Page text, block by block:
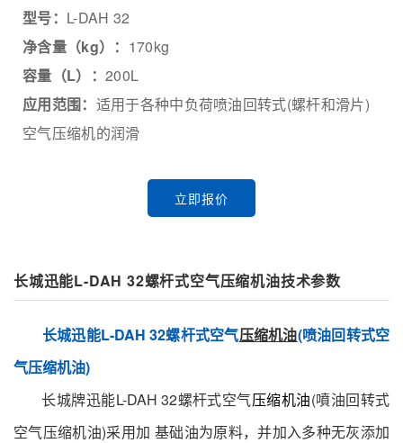
型号： L-DAH 32
净含量（kg）： 170kg
容量（L）： 200L
应用范围： 适用于各种中负荷喷油回转式(螺杆和滑片)
空气压缩机的润滑
立即报价
长城迅能L-DAH 32螺杆式空气压缩机油技术参数
长城迅能L-DAH 32螺杆式空气压缩机油(喷油回转式空
气压缩机油)
长城牌迅能L-DAH 32螺杆式空气压缩机油(噴油回转式
空气压缩机油)采用加 基础油为原料，并加入多种无灰添加